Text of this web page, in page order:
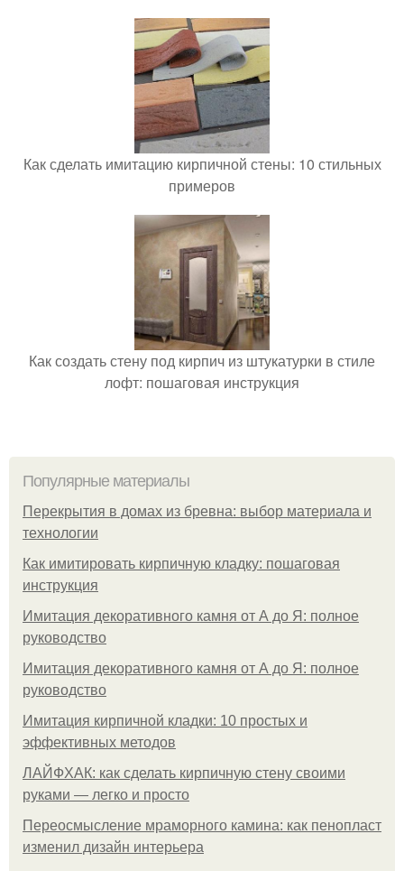
Как сделать имитацию кирпичной стены: 10 стильных
примеров
Как создать стену под кирпич из штукатурки в стиле
лофт: пошаговая инструкция
Популярные материалы
Перекрытия в домах из бревна: выбор материала и
технологии
Как имитировать кирпичную кладку: пошаговая
инструкция
Имитация декоративного камня от А до Я: полное
руководство
Имитация декоративного камня от А до Я: полное
руководство
Имитация кирпичной кладки: 10 простых и
эффективных методов
ЛАЙФХАК: как сделать кирпичную стену своими
руками — легко и просто
Переосмысление мраморного камина: как пенопласт
изменил дизайн интерьера